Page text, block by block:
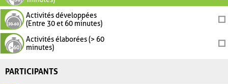
Activités développées
(Entre 30 et 60 minutes)
Activités élaborées (> 60
minutes)
PARTICIPANTS